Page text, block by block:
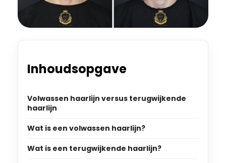
Inhoudsopgave
Volwassen haarlijn versus terugwijkende
haarlijn
Wat is een volwassen haarlijn?
Wat is een terugwijkende haarlijn?